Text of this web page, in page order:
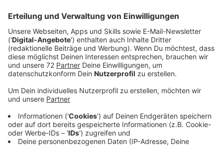
Jahres. Im Vergleich zum Vorjahr ist das ein Plus von
0,5 Prozent. Bei den jungen Leuten sind die
Einwohnerzahl. Dafür gibt es immer mehr Ältere über
60. Die Zahl der Senioren über 80 hat sich verdoppelt.
Der Altersdurchschnitt der Münsteraner liegt bei 41,4.
Für die Stadt Münster bedeutet das
Bevölkerungswachstum planerische
Herausforderungen im Verkehr und bei der
Digitalisierung.
Anzeige